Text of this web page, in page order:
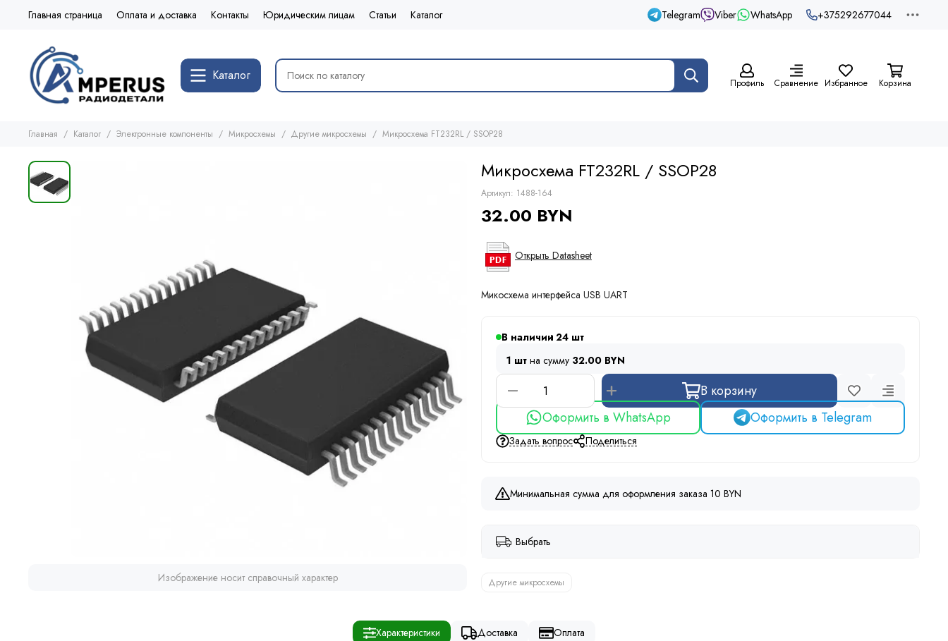
Главная страница Оплата и доставка Контакты Юридическим лицам Статьи Каталог Telegram Viber WhatsApp +375292677044
Каталог Профиль Сравнение Избранное Корзина
Главная Каталог Электронные компоненты Микросхемы Другие микросхемы Микросхема FT232RL / SSOP28
Изображение носит справочный характер
Микросхема FT232RL / SSOP28
Артикул: 1488-164
32.00 BYN
Открыть Datasheet
Микосхема интерфейса USB UART
В наличии 24
1 шт на сумму 32.00 BYN
В корзину
Оформить в WhatsApp
Оформить в Telegram
Задать вопрос Поделиться
Минимальная сумма для оформления заказа 10 BYN
Выбрать
Другие микросхемы
Характеристики Доставка Оплата